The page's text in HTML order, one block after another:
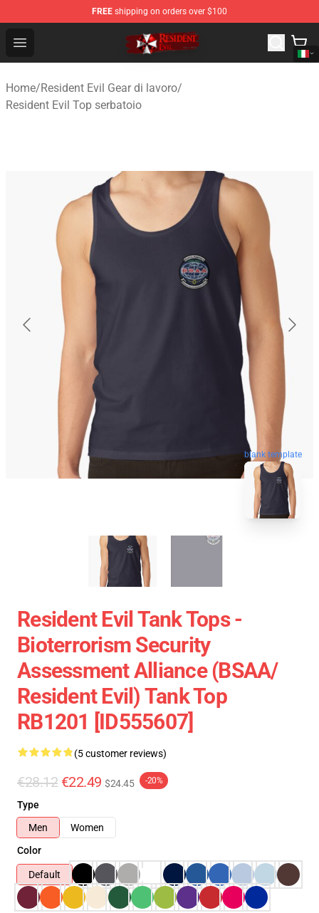
FREE shipping on orders over $100
Open menu
Resident Evil Shop - Official Resident Evil Merchandise
Home/Resident Evil Gear di lavoro/
Resident Evil Top serbatoio
blank template
Resident Evil Tank Tops -
Bioterrorism Security
Assessment Alliance (BSAA/
Resident Evil) Tank Top
RB1201 [ID555607]
(5 customer reviews)
€28.12 €22.49 $24.45 -20%
Type
Men
Women
Color
Default